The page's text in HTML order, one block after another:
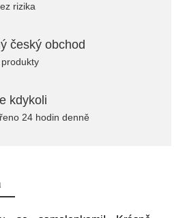
rizika
český obchod
kdykoli
24 hodin denně